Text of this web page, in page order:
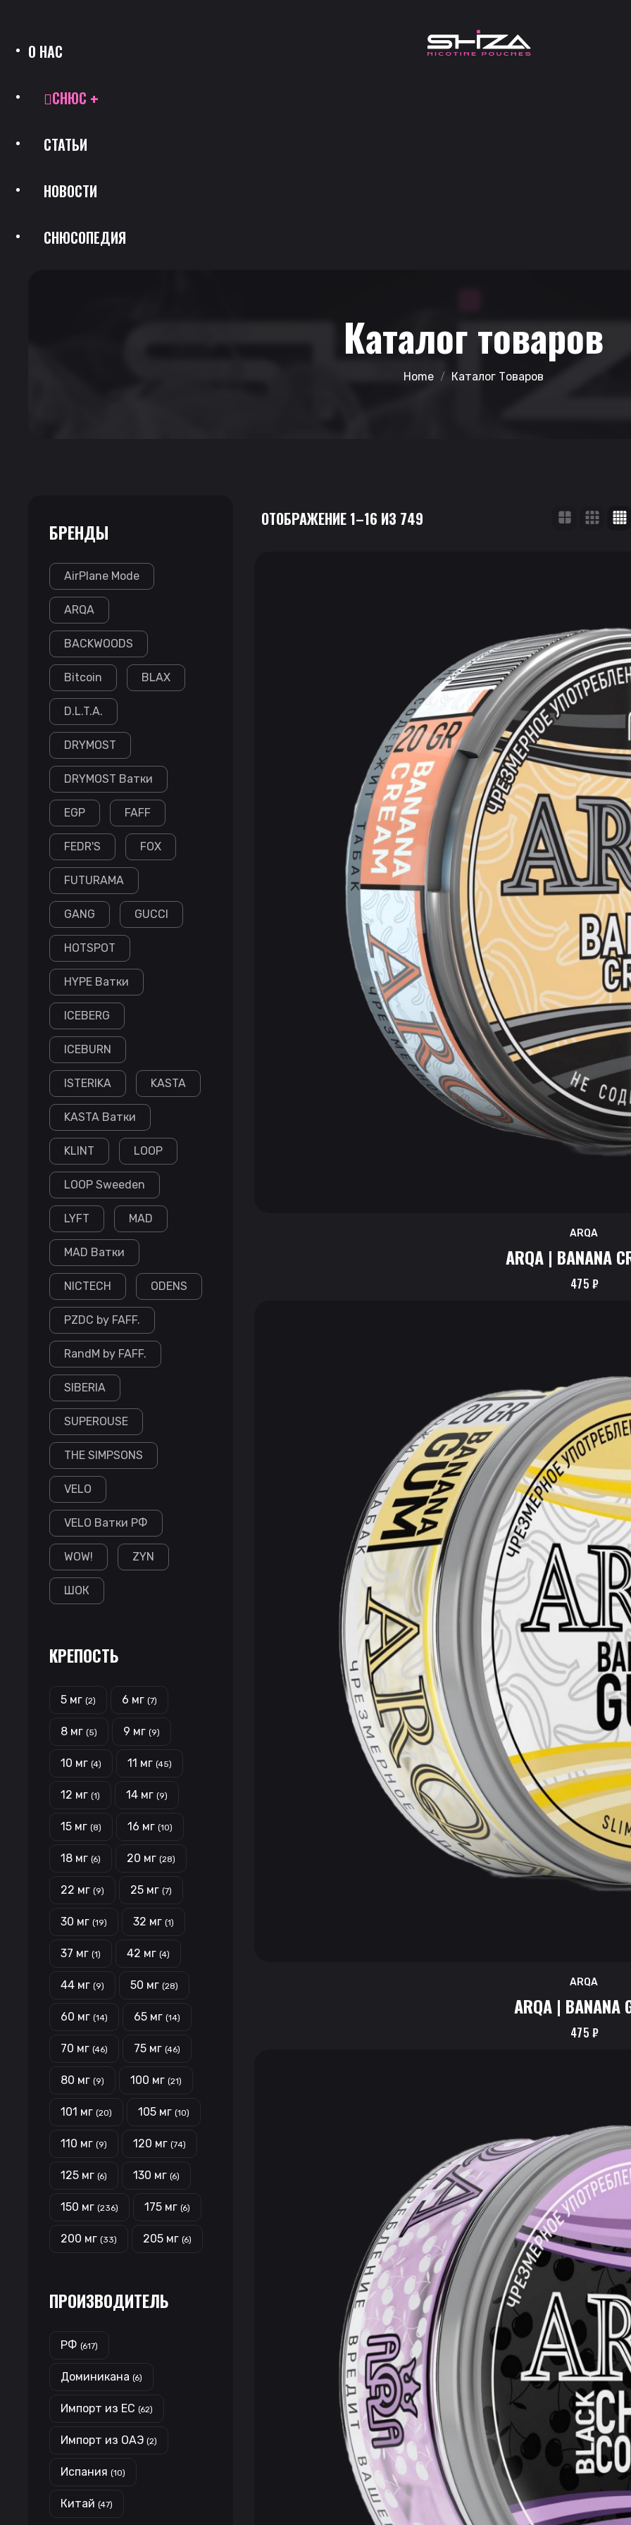
О НАС
СНЮС
СТАТЬИ
НОВОСТИ
СНЮСОПЕДИЯ
Каталог товаров
Home Каталог Товаров
БРЕНДЫ
AirPlane Mode
ARQA
BACKWOODS
Bitcoin BLAX
D.L.T.A.
DRYMOST
DRYMOST Ватки
EGP FAFF
FEDR'S FOX
FUTURAMA
GANG GUCCI
HOTSPOT
HYPE Ватки
ICEBERG
ICEBURN
ISTERIKA KASTA
KASTA Ватки
KLINT LOOP
LOOP Sweeden
LYFT MAD
MAD Ватки
NICTECH ODENS
PZDC by FAFF.
RandM by FAFF.
SIBERIA
SUPEROUSE
THE SIMPSONS
VELO
VELO Ватки РФ
WOW! ZYN
ШОК
КРЕПОСТЬ
5 мг (2) 6 мг (7)
8 мг (5) 9 мг (9)
10 мг (4) 11 мг (45)
12 мг (1) 14 мг (9)
15 мг (8) 16 мг (10)
18 мг (6) 20 мг (28)
22 мг (9) 25 мг (7)
30 мг (19) 32 мг (1)
37 мг (1) 42 мг (4)
44 мг (9) 50 мг (28)
60 мг (14) 65 мг (14)
70 мг (46) 75 мг (46)
80 мг (9) 100 мг (21)
101 мг (20) 105 мг (10)
110 мг (9) 120 мг (74)
125 мг (6) 130 мг (6)
150 мг (236) 175 мг (6)
200 мг (33) 205 мг (6)
ПРОИЗВОДИТЕЛЬ
РФ (617)
Доминикана (6)
Импорт из ЕС (62)
Импорт из ОАЭ (2)
Испания (10)
Китай (47)
ОТОБРАЖЕНИЕ 1–16 ИЗ 749
ARQA
ARQA | BANANA
475₽
ARQA
ARQA | BANANA
475₽